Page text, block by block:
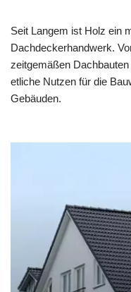
Seit Langem ist Holz ein
Dachdeckerhandwerk.
zeitgemäßen
etliche Nutzen für die
Gebäuden.